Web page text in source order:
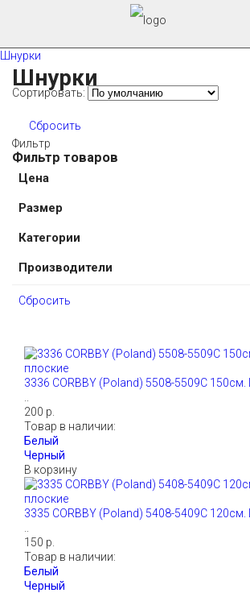
Шнурки
Шнурки
Сортировать:
Сбросить
Фильтр
Фильтр товаров
Цена
Размер
Категории
Производители
Сбросить
3336 CORBBY (Poland) 5508-5509С
200 р.
Товар в наличии:
В корзину
3335 CORBBY (Poland) 5408-5409С
150 р.
Товар в наличии: